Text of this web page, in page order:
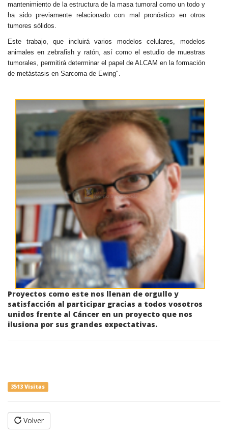
mantenimiento de la estructura de la masa tumoral como un todo y
ha sido previamente relacionado con mal pronóstico en otros
tumores sólidos.
Este trabajo, que incluirá varios modelos celulares, modelos
animales en zebrafish y ratón, así como el estudio de muestras
tumorales, permitirá determinar el papel de ALCAM en la formación
de metástasis en Sarcoma de Ewing".
Proyectos como este nos llenan de orgullo y
satisfacción al participar gracias a todos vosotros
unidos frente al Cáncer en un proyecto que nos
ilusiona por sus grandes expectativas.
3513 Visitas
Volver